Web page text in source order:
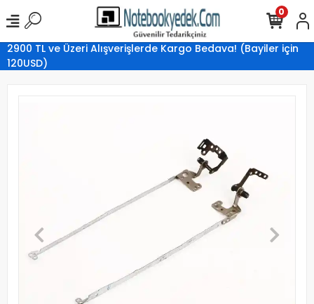
2900 TL ve Üzeri Alışverişlerde Kargo Bedava! (Bayiler için
120USD)
0